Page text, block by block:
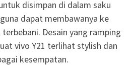
disimpan di dalam saku
dapat membawanya ke
Desain yang ramping
vivo Y21 terlihat stylish dan
kesempatan.